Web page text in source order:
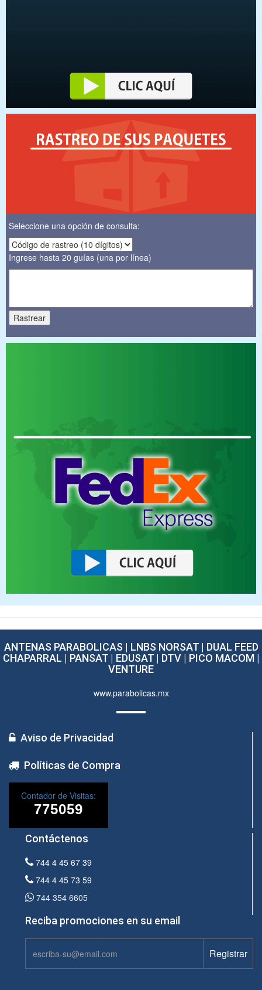
Seleccione una opción de consulta:
Ingrese hasta 20 guías (una por línea)
ANTENAS PARABOLICAS | LNBS NORSAT | DUAL FEED
CHAPARRAL | PANSAT | EDUSAT | DTV | PICO MACOM |
VENTURE
www.parabolicas.mx
Aviso de Privacidad
Políticas de Compra
Contador de Visitas:
Contáctenos
744 4 45 67 39
744 4 45 73 59
744 354 6605
Reciba promociones en su email